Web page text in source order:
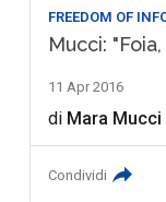
FREEDOM OF
Mucci:
11 Apr 2016
di Mara Mucci
Condividi